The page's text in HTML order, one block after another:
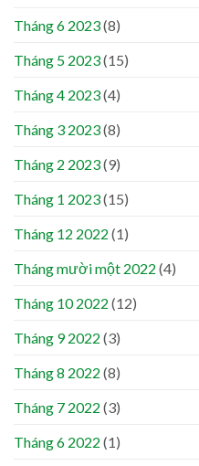
Tháng 6 2023(8)
Tháng 5 2023(15)
Tháng 4 2023(4)
Tháng 3 2023(8)
Tháng 2 2023(9)
Tháng 1 2023(15)
Tháng 12 2022 (1)
Tháng mười một 2022 (4)
Tháng 10 2022 (12)
Tháng 9 2022 (3)
Tháng 8 2022 (8)
Tháng 7 2022 (3)
Tháng 6 2022 (1)